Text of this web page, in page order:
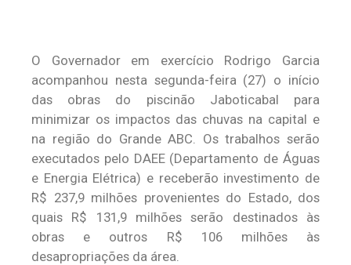
O Governador em exercício Rodrigo Garcia
acompanhou nesta segunda-feira (27) o início
das obras do piscinão Jaboticabal para
minimizar os impactos das chuvas na capital e
na região do Grande ABC. Os trabalhos serão
executados pelo DAEE (Departamento de Águas
e Energia Elétrica) e receberão investimento de
R$ 237,9 milhões provenientes do Estado, dos
quais R$ 131,9 milhões serão destinados às
obras e outros R$ 106 milhões às
desapropriações da área.